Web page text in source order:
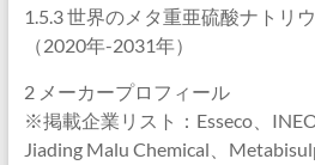
1.5.3 世界のメタ重亜硫酸ナトリ
（2020年-2031年）
2 メーカープロフィール
※掲載企業リスト：Esseco、
Jiading Malu Chemical、